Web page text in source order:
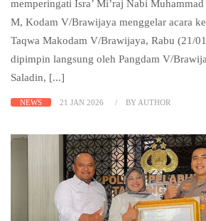
memperingati Isra’ Mi’raj Nabi
M, Kodam V/Brawijaya menggelar acara
Taqwa Makodam V/Brawijaya, Rabu (21/
dipimpin langsung oleh Pangdam V/
Saladin, [...]
NEWS 21 JAN 2026 BY AUTHOR